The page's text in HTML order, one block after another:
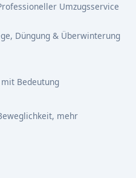
Umzugsservice
Düngung & Überwinterung
Bedeutung
mehr